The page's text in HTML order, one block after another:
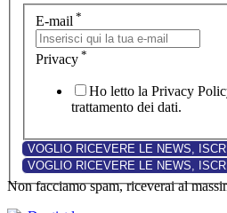
E-mail *
Privacy *
Ho letto la Privacy
trattamento dei dati.
Non facciamo spam, riceverai al